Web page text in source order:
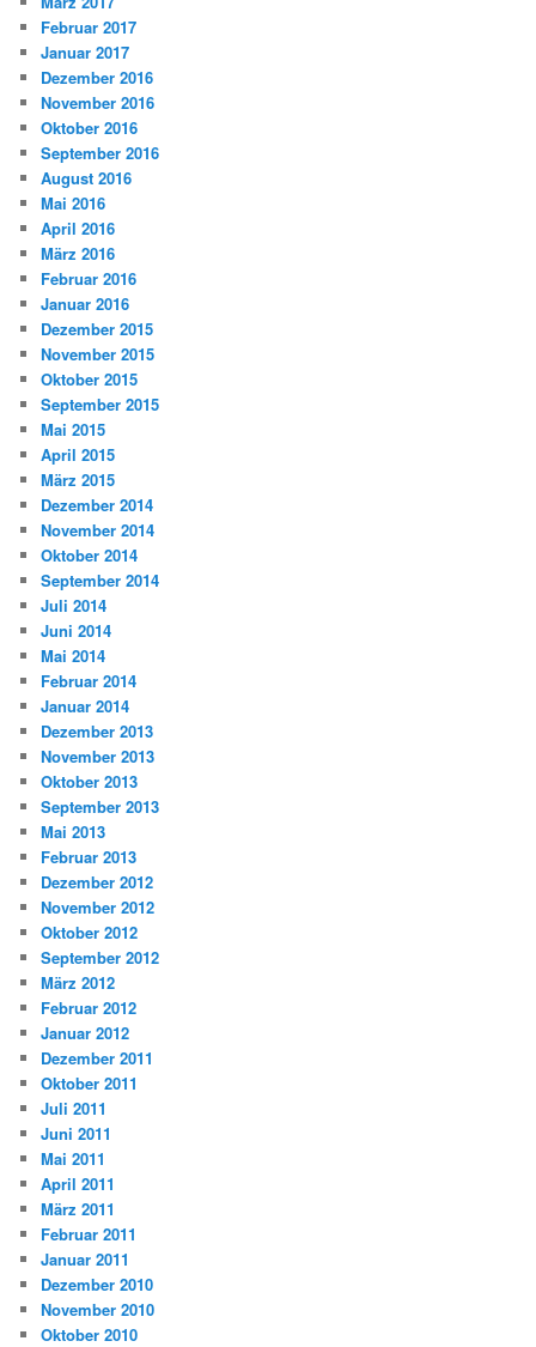
Februar 2017
Januar 2017
Dezember 2016
November 2016
Oktober 2016
September 2016
August 2016
Mai 2016
April 2016
März 2016
Februar 2016
Januar 2016
Dezember 2015
November 2015
Oktober 2015
September 2015
Mai 2015
April 2015
März 2015
Dezember 2014
November 2014
Oktober 2014
September 2014
Juli 2014
Juni 2014
Mai 2014
Februar 2014
Januar 2014
Dezember 2013
November 2013
Oktober 2013
September 2013
Mai 2013
Februar 2013
Dezember 2012
November 2012
Oktober 2012
September 2012
März 2012
Februar 2012
Januar 2012
Dezember 2011
Oktober 2011
Juli 2011
Juni 2011
Mai 2011
April 2011
März 2011
Februar 2011
Januar 2011
Dezember 2010
November 2010
Oktober 2010